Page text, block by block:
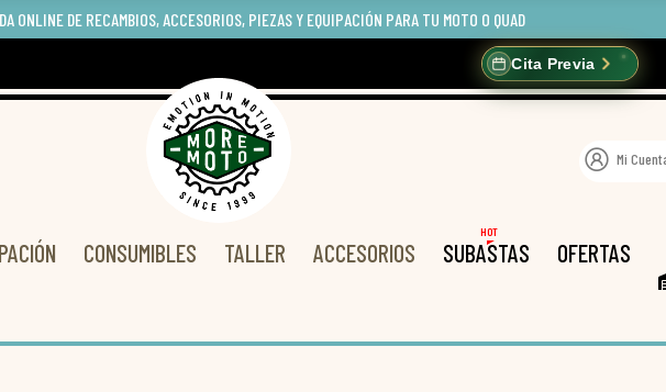
ONLINE DE RECAMBIOS, ACCESORIOS, PIEZAS Y EQUIPACIÓN PARA TU MOTO O QUAD
Cita Previa
Mi
CONSUMIBLES TALLER ACCESORIOS SUBASTAS
HOT
OFERTAS